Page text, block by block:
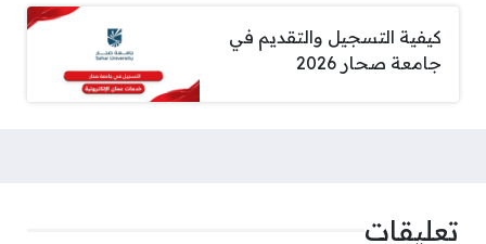
كيفية التسجيل والتقديم في
جامعة صحار 2026
تعليقات